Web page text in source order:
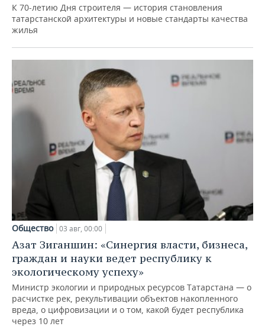
К 70-летию Дня строителя — история становления
татарстанской архитектуры и новые стандарты качества
жилья
Общество 03 авг, 00:00
Азат Зиганшин: «Синергия власти, бизнеса,
граждан и науки ведет республику к
экологическому успеху»
Министр экологии и природных ресурсов Татарстана — о
расчистке рек, рекультивации объектов накопленного
вреда, о цифровизации и о том, какой будет республика
через 10 лет